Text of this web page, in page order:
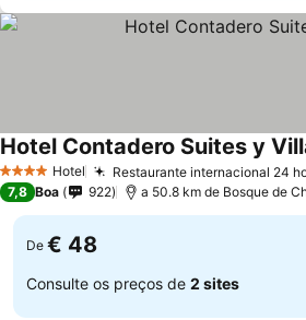
4 EstrelasHotel Restaurante internacional 24
Hotel Contadero Suites y
7,8 Boa 922 a 50.8 km de Bosque de
De € 48
Consulte os preços de 2 sites